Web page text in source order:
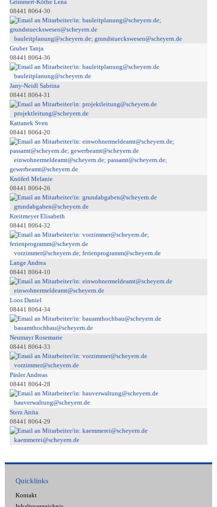
Grimmert-Köthe Lena
08441 8064-30
bauleitplanung@scheyern.de; grundstueckswesen@scheyern.de
Gruber Tanja
08441 8064-36
bauleitplanung@scheyern.de
Jany-Neidl Sabrina
08441 8064-31
projektleitung@scheyern.de
Kattanek Sven
08441 8064-20
einwohnermeldeamt@scheyern.de; passamt@scheyern.de;
gewerbeamt@scheyern.de
Knöferl Melanie
08441 8064-26
grundabgaben@scheyern.de
Kreitmeyer Elisabeth
08441 8064-32
vorzimmer@scheyern.de; ferienprogramm@scheyern.de
Lange Andrea
08441 8064-10
einwohnermeldeamt@scheyern.de
Loos Daniel
08441 8064-34
bauamthochbau@scheyern.de
Neumayr Rosemarie
08441 8064-33
vorzimmer@scheyern.de
Päsler Andreas
08441 8064-28
bauverwaltung@scheyern.de
Sterz Anita
08441 8064-29
kaemmerei@scheyern.de
Quicklinks
Kontakt